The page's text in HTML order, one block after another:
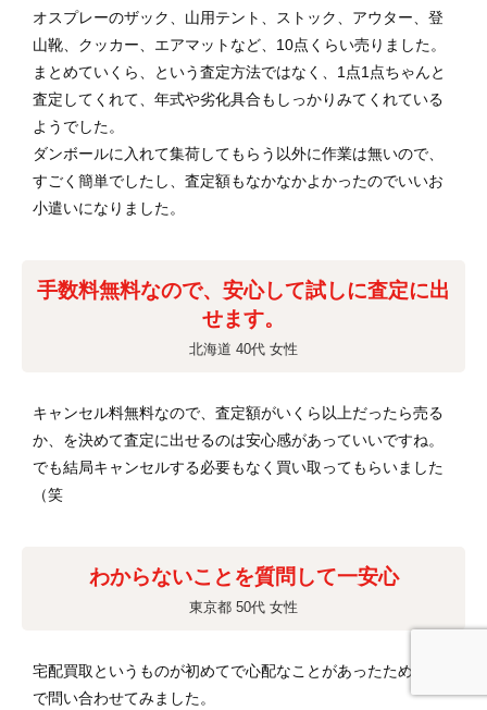
オスプレーのザック、山用テント、ストック、アウター、登
山靴、クッカー、エアマットなど、10点くらい売りました。
まとめていくら、という査定方法ではなく、1点1点ちゃんと
査定してくれて、年式や劣化具合もしっかりみてくれている
ようでした。
ダンボールに入れて集荷してもらう以外に作業は無いので、
すごく簡単でしたし、査定額もなかなかよかったのでいいお
小遣いになりました。
手数料無料なので、安心して試しに査定に出
せます。
北海道 40代 女性
キャンセル料無料なので、査定額がいくら以上だったら売る
か、を決めて査定に出せるのは安心感があっていいですね。
でも結局キャンセルする必要もなく買い取ってもらいました
（笑
わからないことを質問して一安心
東京都 50代 女性
宅配買取というものが初めてで心配なことがあったため電話
で問い合わせてみました。